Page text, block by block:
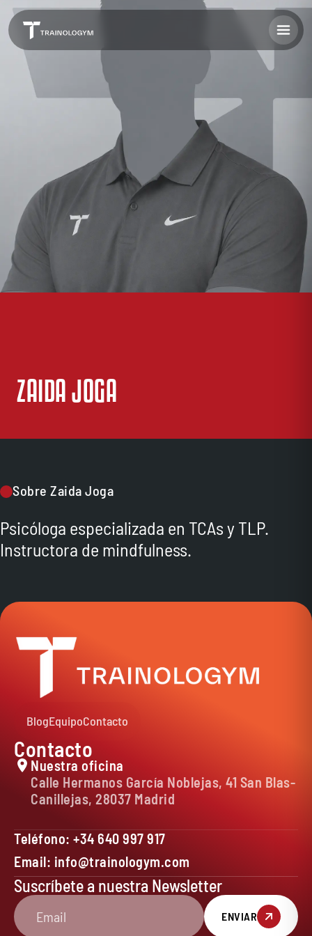
ZAIDA JOGA
Sobre Zaida Joga
Psicóloga especializada en TCAs y TLP.
Instructora de mindfulness.
Contacto
Nuestra oficina
Calle Hermanos García Noblejas, 41 San Blas-
Canillejas, 28037 Madrid
Teléfono: +34 640 997 917
Email: info@trainologym.com
BlogEquipoContacto
Suscríbete a nuestra Newsletter
ENVIAR